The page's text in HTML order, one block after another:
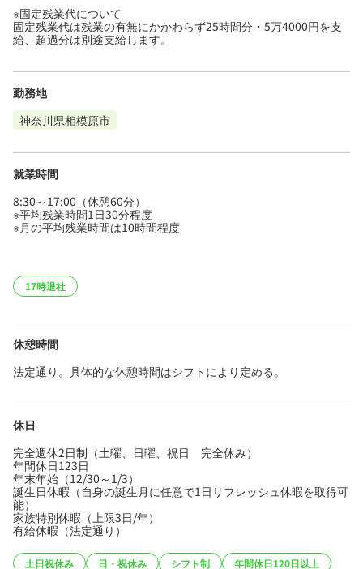
※固定残業代について
固定残業代は残業の有無にかかわらず25時間分・5万4000円を支
給、超過分は別途支給します。
勤務地
神奈川県相模原市
就業時間
8:30～17:00（休憩60分）
※平均残業時間1日30分程度
※月の平均残業時間は10時間程度
17時退社
休憩時間
法定通り。具体的な休憩時間はシフトにより定める。
休日
完全週休2日制（土曜、日曜、祝日 完全休み）
年間休日123日
年末年始（12/30～1/3）
誕生日休暇（自身の誕生月に任意で1日リフレッシュ休暇を取得可
能）
家族特別休暇（上限3日/年）
有給休暇（法定通り）
土日祝休み 日・祝休み シフト制 年間休日120日以上